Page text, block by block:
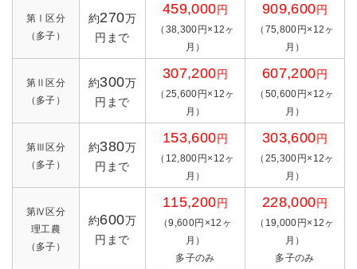
第Ⅰ区分
（多子）
約270万
円まで
459,000円
（38,300円×12ヶ
月）
909,600円
（75,800円×12ヶ
月）
第Ⅱ区分
（多子）
約300万
円まで
307,200円
（25,600円×12ヶ
月）
607,200円
（50,600円×12ヶ
月）
第Ⅲ区分
（多子）
約380万
円まで
153,600円
（12,800円×12ヶ
月）
303,600円
（25,300円×12ヶ
月）
第Ⅳ区分
理工農
（多子）
約600万
円まで
115,200円
（9,600円×12ヶ
月）
多子のみ
228,000円
（19,000円×12ヶ
月）
多子のみ